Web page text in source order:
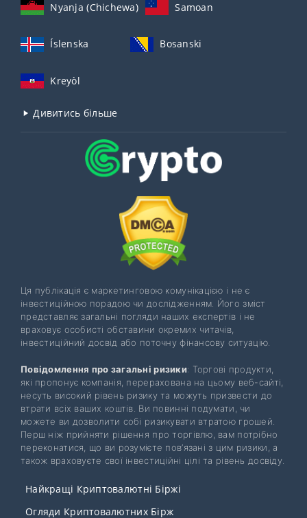
Nyanja (Chichewa) Samoan
Íslenska Bosanski
Kreyòl
Дивитись більше
Ця публікація є маркетинговою комунікацією і не є
інвестиційною порадою чи дослідженням. Його зміст
представляє загальні погляди наших експертів і не
враховує особисті обставини окремих читачів,
інвестиційний досвід або поточну фінансову ситуацію.
Повідомлення про загальні ризики: Торгові продукти,
які пропонує компанія, перерахована на цьому веб-сайті,
несуть високий рівень ризику та можуть призвести до
втрати всіх ваших коштів. Ви повинні подумати, чи
можете ви дозволити собі ризикувати втратою грошей.
Перш ніж прийняти рішення про торгівлю, вам потрібно
переконатися, що ви розумієте пов’язані з цим ризики, а
також враховуєте свої інвестиційні цілі та рівень досвіду.
Найкращі Криптовалютні Біржі
Огляди Криптовалютних Бірж